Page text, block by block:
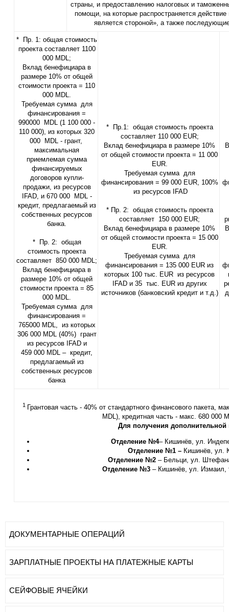
страны, и предоставлению налоговых и
помощи, на которые распространяется
является стороной», а также
* Пр. 1: общая стоимость
проекта составляет 1100
000 MDL;
Вклад бенефициара в
размере 10% от общей
стоимости проекта = 110
000 MDL.
Требуемая сумма для
финансирования =
990000 MDL (1 100 000 -
110 000), из которых 320
000 MDL - грант,
максимальная
приемлемая сумма
финансируемых
договоров купли-
продажи, из ресурсов
IFAD, и 670 000 MDL -
кредит, предлагаемый из
собственных ресурсов
банка.
* Пр. 2: общая
стоимость проекта
составляет 850 000 MDL;
Вклад бенефициара в
размере 10% от общей
стоимости проекта = 85
000 MDL.
Требуемая сумма для
финансирования =
765000 MDL, из которых
306 000 MDL (40%) грант
из ресурсов IFAD и
459 000 MDL – кредит,
предлагаемый из
собственных ресурсов
банка
* Пр.1: общая стоимость проекта
составляет 110 000 EUR;
Вклад бенефициара в размере 10%
от общей стоимости проекта = 11 000
EUR.
Требуемая сумма для
финансирования = 99 000 EUR, 100%
из ресурсов IFAD
* Пр. 2: общая стоимость проекта
составляет 150 000 EUR;
Вклад бенефициара в размере 10%
от общей стоимости проекта = 15 000
EUR.
Требуемая сумма для
финансирования = 135 000 EUR из
которых 100 тыс. EUR из ресурсов
IFAD и 35 тыс. EUR из других
источников (банковский кредит и т.д.)
1 Грантовая часть - 40% от стандартного финансового пакета,
MDL), кредитная часть - макс. 680 000
Для получения
Отделение №4– Кишинёв, ул.
Отделение №1 – Кишинёв, ул.
Отделение №2 – Бельци, ул.
Отделение №3 – Кишинёв, ул. Измаил,
ДОКУМЕНТАРНЫЕ ОПЕРАЦИЙ
ЗАРПЛАТНЫЕ ПРОЕКТЫ НА ПЛАТЕЖНЫЕ КАРТЫ
СЕЙФОВЫЕ ЯЧЕЙКИ